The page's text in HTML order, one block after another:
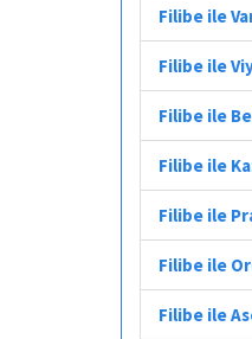
Filibe ile
Filibe ile
Filibe ile
Filibe ile
Filibe ile
Filibe ile
Filibe ile